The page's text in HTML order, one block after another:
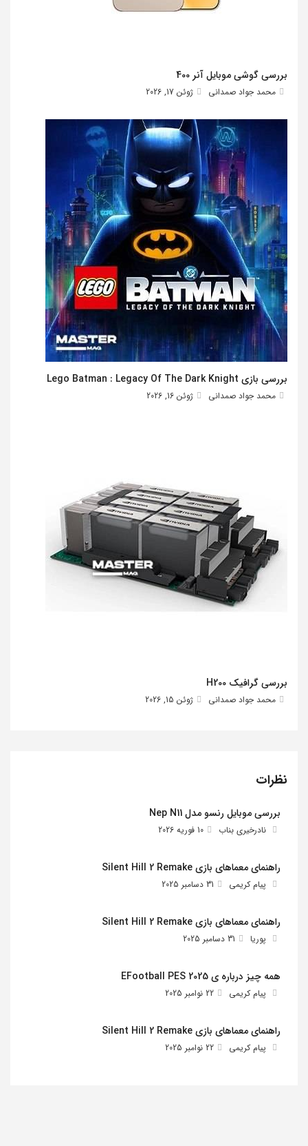
بررسی گوشی موبایل آنر 400
محمد جواد صمدانی ژوئن 17, 2026
بررسی بازی Lego Batman : Legacy Of The Dark Knight
محمد جواد صمدانی ژوئن 16, 2026
بررسی گرافیک H200
محمد جواد صمدانی ژوئن 15, 2026
نظرات
بررسی موبایل رنسو مدل Nep N11
نادرخیری بناب 10 فوریه 2026
راهنمای معماهای بازی Silent Hill 2 Remake
پیام کریمی 31 دسامبر 2025
راهنمای معماهای بازی Silent Hill 2 Remake
پوریا 31 دسامبر 2025
همه چیز درباره ی EFootball PES 2025
پیام کریمی 22 نوامبر 2025
راهنمای معماهای بازی Silent Hill 2 Remake
پیام کریمی 22 نوامبر 2025